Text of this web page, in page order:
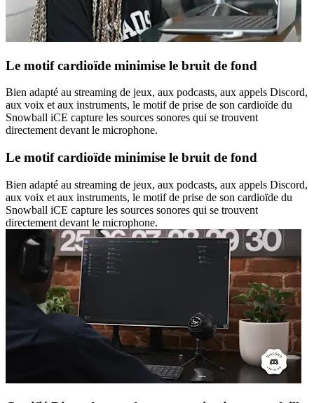
Le motif cardioïde minimise le bruit de fond
Bien adapté au streaming de jeux, aux podcasts, aux appels Discord,
aux voix et aux instruments, le motif de prise de son cardioïde du
Snowball iCE capture les sources sonores qui se trouvent
directement devant le microphone.
Le motif cardioïde minimise le bruit de fond
Bien adapté au streaming de jeux, aux podcasts, aux appels Discord,
aux voix et aux instruments, le motif de prise de son cardioïde du
Snowball iCE capture les sources sonores qui se trouvent
directement devant le microphone.